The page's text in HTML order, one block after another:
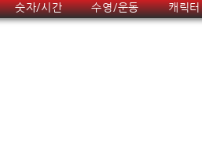
숫자/시간 수영/운동 캐릭터